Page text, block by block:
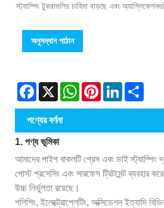
স্ট্যাম্পিং টুকরাগুলির চাহিদা বাড়ছে এবং
অনুসন্ধান পাঠান
Facebook
X WhatsAppPinterestLinkedIn
পণ্যের বর্ণনা
1. পণ্য ভূমিকা
আমাদের পাইপ বাকলটি প্রেস এবং ডাই স্ট্যাম্পিং
পোস্ট প্রসেসিং এবং সারফেস ট্রিটমেন্ট ব্যবহার করে
উচ্চ নির্ভুলতা রয়েছে।
পলিশিং, ইলেক্ট্রোপ্লেটিং, অক্সিডেশন ইত্যাদি